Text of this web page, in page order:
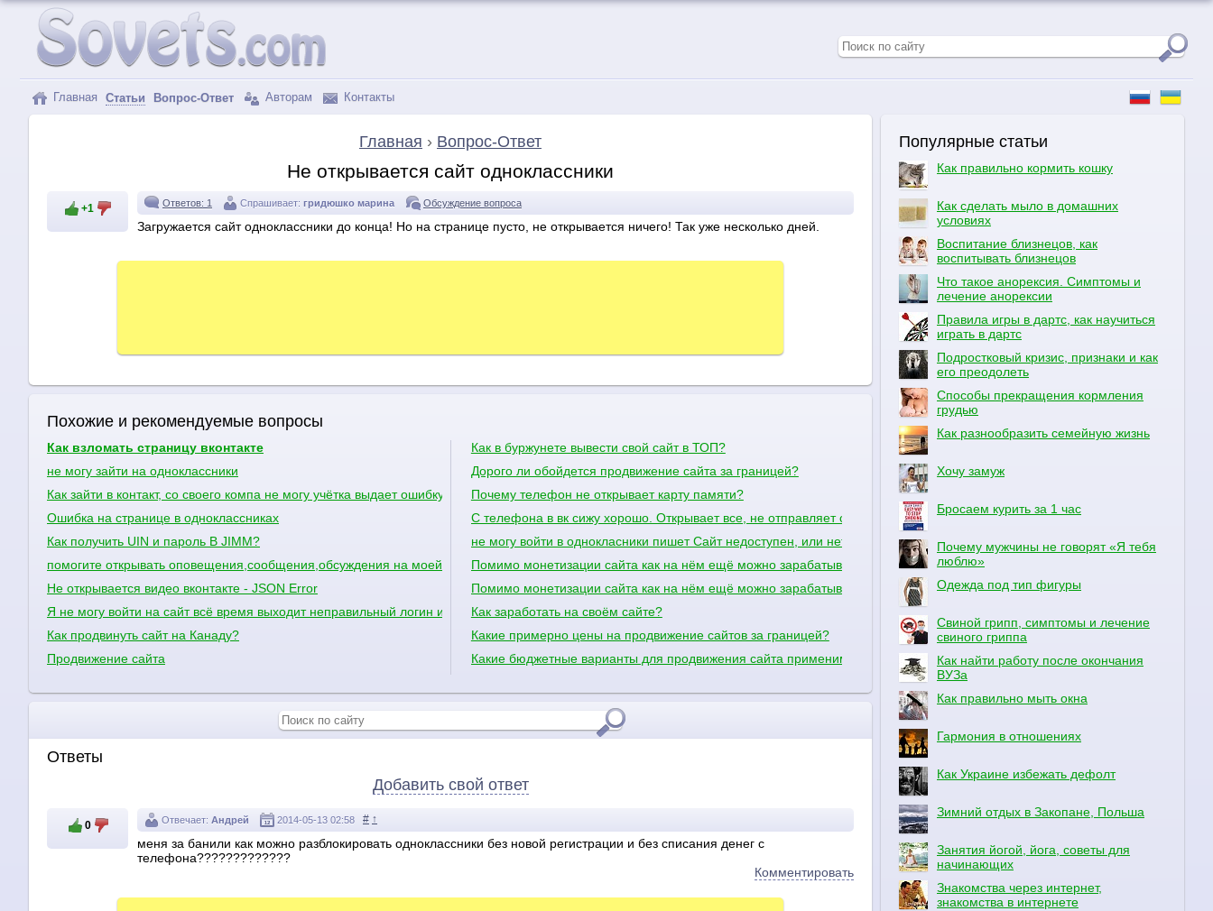
Главная Статьи Вопрос-Ответ Авторам Контакты
Главная › Вопрос-Ответ
Не открывается сайт одноклассники
+1 Ответов: 1 Спрашивает: гридюшко марина Обсуждение вопроса
Загружается сайт одноклассники до конца! Но на странице пусто, не открывается ничего! Так уже несколько дней.
Похожие и рекомендуемые вопросы
Как взломать страницу вконтакте
не могу зайти на одноклассники
Как зайти в контакт, со своего компа не могу учётка выдает ошибку
Ошибка на странице в одноклассниках
Как получить UIN и пароль В JIMM?
помогите открывать оповещения,сообщения,обсуждения на моей странице.
Не открывается видео вконтакте - JSON Error
Я не могу войти на сайт всё время выходит неправильный логин или пароль но я видела чо кто то заходит мой сайт но ето не я прошу помогите
Как продвинуть сайт на Канаду?
Продвижение сайта
Как в буржунете вывести свой сайт в ТОП?
Дорого ли обойдется продвижение сайта за границей?
Почему телефон не открывает карту памяти?
С телефона в вк сижу хорошо. Открывает все, не отправляет сообщения.
не могу войти в однокласники пишет Сайт недоступен, или нет подключения к интернету.
Помимо монетизации сайта как на нём ещё можно зарабатывать?
Помимо монетизации сайта как на нём ещё можно зарабатывать?
Как заработать на своём сайте?
Какие примерно цены на продвижение сайтов за границей?
Какие бюджетные варианты для продвижения сайта применимы для интернет-магазина?
Ответы
Добавить свой ответ
0 Отвечает: Андрей 2014-05-13 02:58 # ↑
меня за банили как можно разблокировать одноклассники без новой регистрации и без списания денег с
телефона?????????????
Комментировать
Популярные статьи
Как правильно кормить кошку
Как сделать мыло в домашних
условиях
Воспитание близнецов, как
воспитывать близнецов
Что такое анорексия. Симптомы и
лечение анорексии
Правила игры в дартс, как научиться
играть в дартс
Подростковый кризис, признаки и как
его преодолеть
Способы прекращения кормления
грудью
Как разнообразить семейную жизнь
Хочу замуж
Бросаем курить за 1 час
Почему мужчины не говорят «Я тебя
люблю»
Одежда под тип фигуры
Свиной грипп, симптомы и лечение
свиного гриппа
Как найти работу после окончания
ВУЗа
Как правильно мыть окна
Гармония в отношениях
Как Украине избежать дефолт
Зимний отдых в Закопане, Польша
Занятия йогой, йога, советы для
начинающих
Знакомства через интернет,
знакомства в интернете